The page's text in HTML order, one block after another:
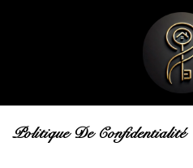
Politique De Confidentialité